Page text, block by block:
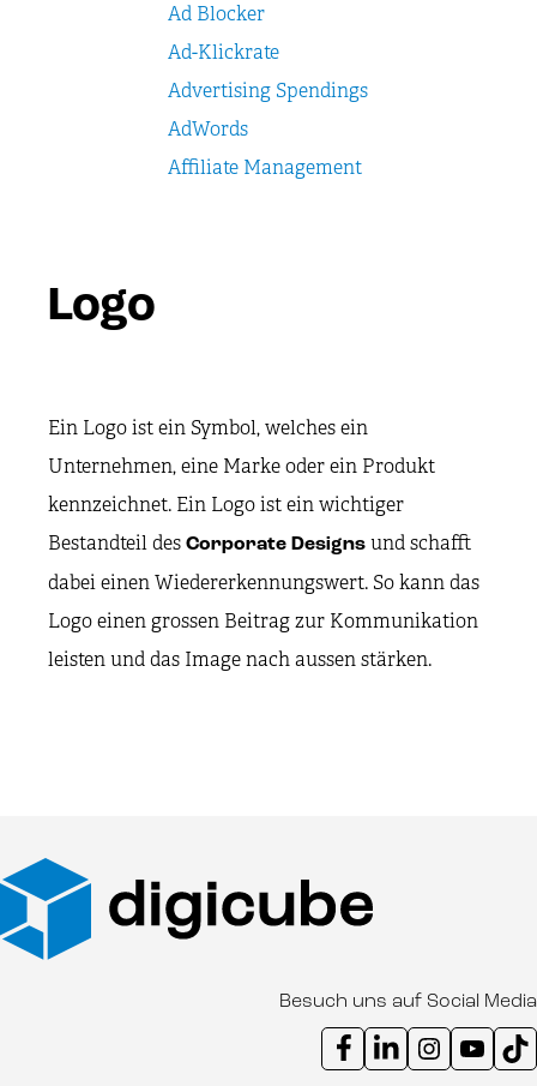
Logo
Ein Logo ist ein Symbol, welches ein
Unternehmen, eine Marke oder ein Produkt
kennzeichnet. Ein Logo ist ein wichtiger
Bestandteil des Corporate Designs und schafft
dabei einen Wiedererkennungswert. So kann das
Logo einen grossen Beitrag zur Kommunikation
leisten und das Image nach aussen stärken.
Ad Blocker
Ad-Klickrate
Advertising Spendings
AdWords
Affiliate Management
Besuch uns auf Social Media
Instagram Kanal digicube
Youtube Kanal